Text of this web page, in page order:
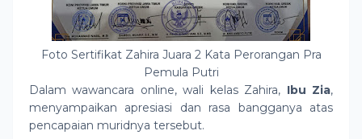
Foto Sertifikat Zahira Juara 2 Kata Perorangan Pra
Pemula Putri
Dalam wawancara online, wali kelas Zahira, Ibu Zia,
menyampaikan apresiasi dan rasa bangganya atas
pencapaian muridnya tersebut.